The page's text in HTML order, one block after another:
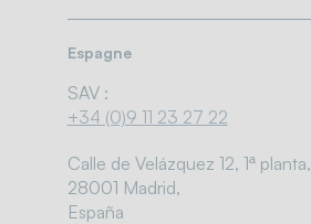
Espagne
SAV :
+34 (0)9 11 23 27 22
Calle de Velázquez 12, 1ª planta,
28001 Madrid,
España